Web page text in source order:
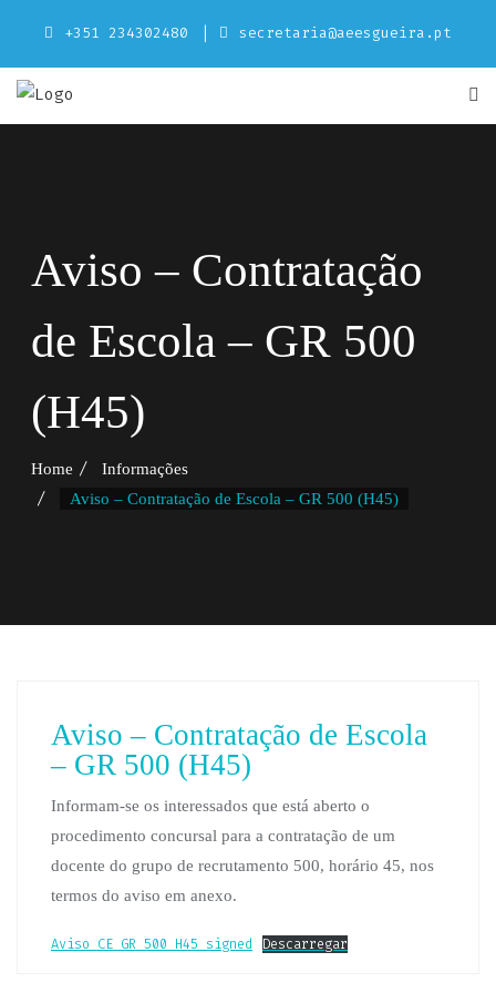
content
+351 234302480 secretaria@aeesgueira.pt
Aviso – Contratação
de Escola – GR 500
(H45)
Home
Informações
Aviso – Contratação de Escola – GR 500 (H45)
Aviso – Contratação de Escola
– GR 500 (H45)
Informam-se os interessados que está aberto o
procedimento concursal para a contratação de um
docente do grupo de recrutamento 500, horário 45, nos
termos do aviso em anexo.
Aviso_CE_GR_500_H45_signed Descarregar